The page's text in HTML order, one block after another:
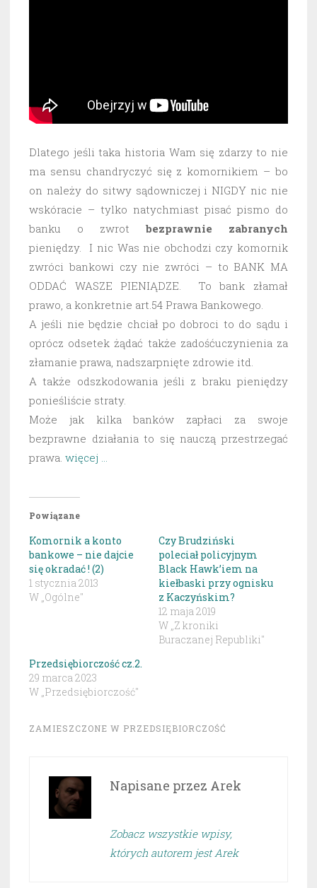
Dlatego jeśli taka historia Wam się zdarzy to nie
ma sensu chandryczyć się z komornikiem – bo
on należy do sitwy sądowniczej i NIGDY nic nie
wskóracie – tylko natychmiast pisać pismo do
banku o zwrot bezprawnie
zabranych
pieniędzy. I nic Was nie obchodzi czy komornik
zwróci bankowi czy nie zwróci – to BANK MA
ODDAĆ WASZE PIENIĄDZE. To bank złamał
prawo, a konkretnie art.54 Prawa Bankowego.
A jeśli nie będzie chciał po dobroci to do sądu i
oprócz odsetek żądać także zadośćuczynienia za
złamanie prawa, nadszarpnięte zdrowie itd.
A także odszkodowania jeśli z braku pieniędzy
ponieśliście straty.
Może jak kilka banków zapłaci za swoje
bezprawne działania to się nauczą przestrzegać
prawa. więcej …
Powiązane
Komornik a konto
bankowe – nie dajcie
się okradać ! (2)
1 stycznia 2013
W „Ogólne"
Czy Brudziński
poleciał policyjnym
Black Hawk’iem na
kiełbaski przy ognisku
z Kaczyńskim?
12 maja 2019
W „Z kroniki
Buraczanej Republiki"
Przedsiębiorczość cz.2.
29 marca 2023
W „Przedsiębiorczość"
ZAMIESZCZONE W PRZEDSIĘBIORCZOŚĆ
Napisane przez Arek
Zobacz wszystkie wpisy,
których autorem jest Arek